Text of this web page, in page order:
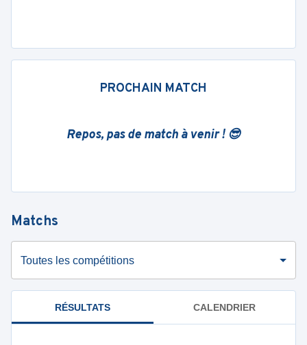
PROCHAIN MATCH
Repos, pas de match à venir ! 😎
Matchs
Toutes les compétitions
RÉSULTATS CALENDRIER